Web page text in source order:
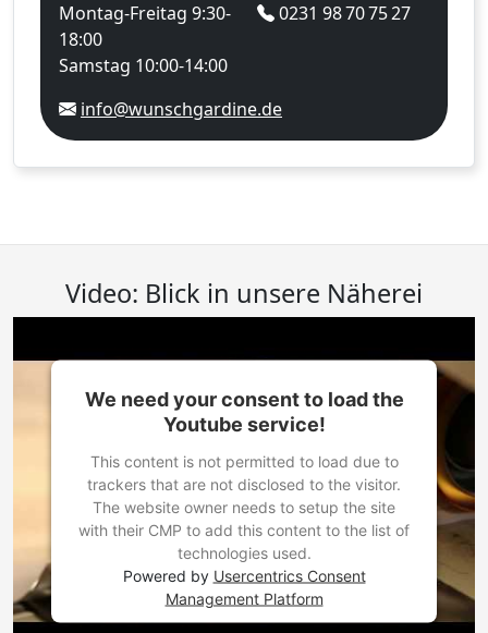
Montag-Freitag 9:30-
18:00
Samstag 10:00-14:00
0231 98 70 75 27
info@wunschgardine.de
Video: Blick in unsere Näherei
We need your consent to load the
Youtube service!
This content is not permitted to load due to
trackers that are not disclosed to the visitor.
The website owner needs to setup the site
with their CMP to add this content to the list of
technologies used.
Powered by Usercentrics Consent
Management Platform